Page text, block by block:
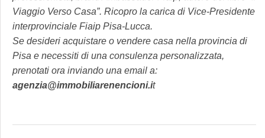
Viaggio Verso Casa”. Ricopro la carica di Vice-Presidente
interprovinciale Fiaip Pisa-Lucca.
Se desideri acquistare o vendere casa nella provincia di
Pisa e necessiti di una consulenza personalizzata,
prenotati ora inviando una email a:
agenzia@immobiliarenencioni.it